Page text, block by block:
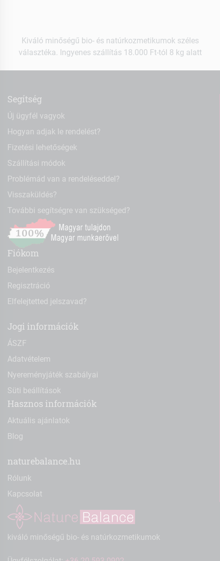
Kiváló minőségű bio- és natúrkozmetikumok széles
választéka. Ingyenes szállítás 18.000 Ft-tól 8 kg alatt
Segítség
Új ügyfél vagyok
Hogyan adjak le rendelést?
Fizetési lehetőségek
Szállítási módok
Problémád van a rendeléseddel?
Visszaküldés?
További segítségre van szükséged?
Fiókom
Bejelentkezés
Regisztráció
Elfelejtetted jelszavad?
Jogi információk
ÁSZF
Adatvételem
Nyereményjáték szabályai
Süti beállítások
Hasznos információk
Aktuális ajánlatok
Blog
naturebalance.hu
Rólunk
Kapcsolat
kiváló minőségű bio- és natúrkozmetikumok